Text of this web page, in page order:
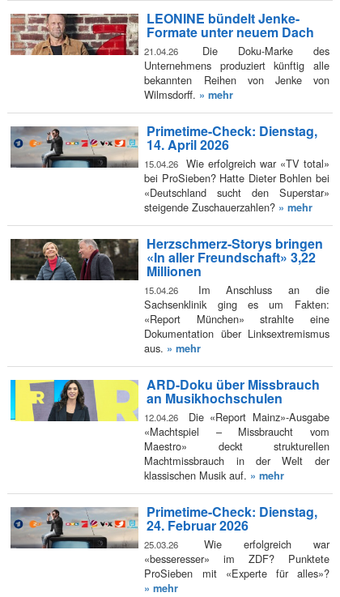
LEONINE bündelt Jenke-
Formate unter neuem Dach
21.04.26
Die Doku-Marke des
Unternehmens produziert künftig alle
bekannten Reihen von Jenke von
Wilmsdorff. » mehr
Primetime-Check: Dienstag,
14. April 2026
15.04.26
Wie erfolgreich war «TV total»
bei ProSieben? Hatte Dieter Bohlen bei
«Deutschland sucht den Superstar»
steigende Zuschauerzahlen? » mehr
Herzschmerz-Storys bringen
«In aller Freundschaft» 3,22
Millionen
15.04.26
Im Anschluss an die
Sachsenklinik ging es um Fakten:
«Report München» strahlte eine
Dokumentation über Linksextremismus
aus. » mehr
ARD-Doku über Missbrauch
an Musikhochschulen
12.04.26
Die «Report Mainz»-Ausgabe
«Machtspiel – Missbraucht vom
Maestro» deckt strukturellen
Machtmissbrauch in der Welt der
klassischen Musik auf. » mehr
Primetime-Check: Dienstag,
24. Februar 2026
25.03.26
Wie erfolgreich war
«besseresser» im ZDF? Punktete
ProSieben mit «Experte für alles»?
» mehr